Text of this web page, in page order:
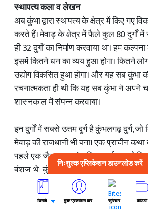
स्थापत्य कला व लेखन
अब कुंभा द्वारा स्थापत्य के क्षेत्र में किए गए
करते हैं। मेवाड़ के क्षेत्र में फैले कुल 80 दुर्गों
ही 32 दुर्गों का निर्माण करवाया था। हम
इसमें कितने धन का व्यय हुआ होगा। कितने
उद्योग विकसित हुआ होगा। और यह सब कुंभा
रचनात्मकता ही थी कि यह सब कुंभा ने अपने
शासनकाल में संपन्न करवाया।
इन दुर्गों में सबसे उत्तम दुर्ग है कुंभलगढ़ दुर्ग,
मेवाड़ की राजधानी भी बना। एक प्राचीन
पहले एक जैन राजा, संप्रति का दुर्ग था, जो
वंशज थे। कुंभा ने कुंभलगढ़ दुर्ग को ऐसे
स्थापत्य कला का एक अद्भुत उदाहरण है, वरन्
आक्रमणकारी सेना के लिए भी दुर्जेय है। समुद्र
निःशुल्क एप्लिकेशन डाउनलोड करें
किताबें मुक्त प्रकाशित करें सुविचार वीडियो